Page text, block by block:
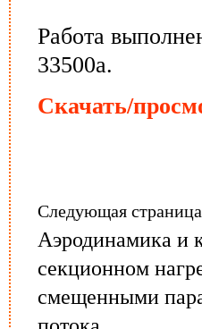
Работа
33500а.
Скачать/
Следующая
Аэродинамика и
секционном
смещенными